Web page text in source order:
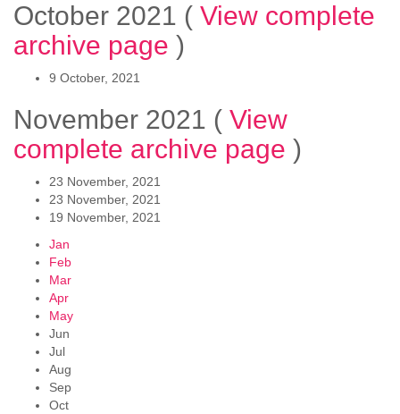
October 2021 ( View complete
archive page )
9 October, 2021
November 2021 ( View
complete archive page )
23 November, 2021
23 November, 2021
19 November, 2021
Jan
Feb
Mar
Apr
May
Jun
Jul
Aug
Sep
Oct